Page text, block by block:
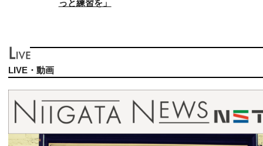
っと練習を」
LIVE・動画